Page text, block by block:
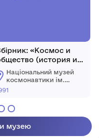
«Космос и
(история и
Національний музей
космонавтики ім.
С.П. Корольова
музею